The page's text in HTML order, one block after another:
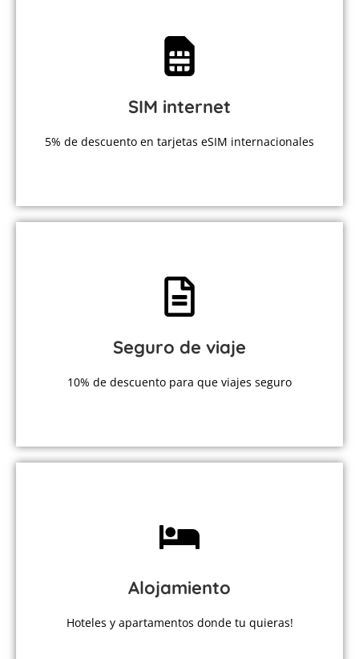
SIM internet
5% de descuento en tarjetas eSIM internacionales
Viaja conectado
Datos ilimitados en cualquier lugar del mundo
MÁS INFORMACIÓN
Seguro de viaje
10% de descuento para que viajes seguro
Viaja sin asumir riesgos
Intermundial ofrece un 10% a toda la comunidad
MÁS INFORMACIÓN
Alojamiento
Hoteles y apartamentos donde tu quieras!
Dormirás como un lirón
Tenemos los mejores precios de Booking para ti a
MÁS INFORMACIÓN